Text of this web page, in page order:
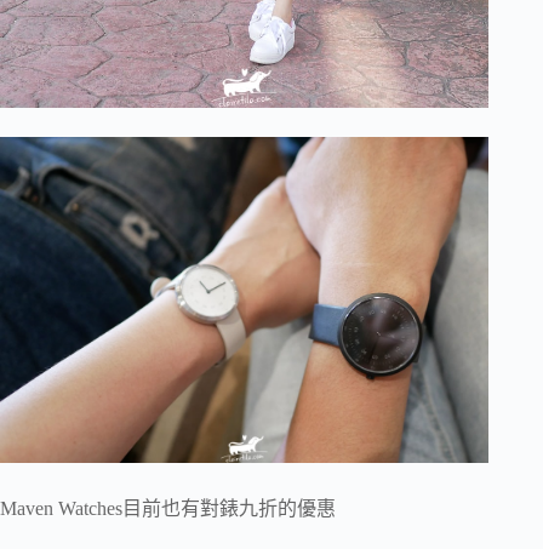
Maven Watches目前也有對錶九折的優惠